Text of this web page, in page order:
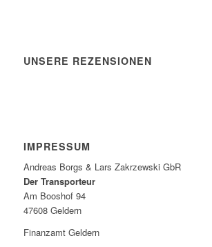
UNSERE REZENSIONEN
IMPRESSUM
Andreas Borgs & Lars Zakrzewski GbR
Der Transporteur
Am Booshof 94
47608 Geldern
Finanzamt Geldern